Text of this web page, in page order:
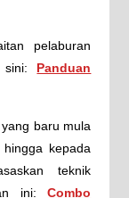
pelaburan
sini: Panduan
baru mula
kepada
teknik
ini:Combo